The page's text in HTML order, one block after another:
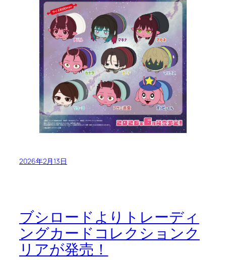
2026年2月13日
ブシロードよりトレーディ
ングカードコレクションク
リアが発売！